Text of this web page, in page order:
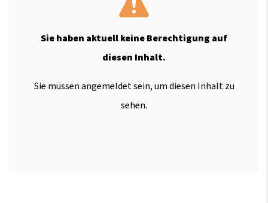
Sie haben aktuell keine Berechtigung auf
diesen Inhalt.
Sie müssen angemeldet sein, um diesen Inhalt zu
sehen.